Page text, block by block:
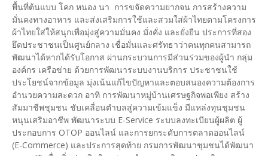
พื้นที่ต้นแบบ โคก หนอง นา การขจัดความยากจน การสร้างความ
มั่นคงทางอาหาร และส่งเสริมการใช้และสวมใส่ผ้าไทยตามโครงการ
ผ้าไทยใส่ให้สนุกเพื่อมุ่งสู่ความมั่นคง มั่งคั่ง และยั่งยืน ประการที่สอง
ยึดประชาชนเป็นศูนย์กลาง เชื่อมั่นและศรัทธาว่าคนทุกคนสามารถ
พัฒนาได้หากได้รับโอกาส ผ่านกระบวนการมีส่วนร่วมของผู้นำ กลุ่ม
องค์กร เครือข่าย ด้วยการพัฒนาระบบงานบริการ ประชาชนใช้
ประโยชน์จากข้อมูล มุ่งเน้นแก้ไขปัญหาและตอบสนองความต้องการ
อำนวยความสะดวก อาทิ การพัฒนาหมู่บ้านเศรษฐกิจพอเพียง สร้าง
สัมมาชีพชุมชน ชับเคลื่อนตำบลสู่ความเข้มแข็ง มีแหล่งทุนชุมชน
หนุนเสริมอาชีพ พัฒนาระบบ E-Service ระบบลงทะเบียนผู้ผลิต ผู้
ประกอบการ OTOP ออนไลน์ และการยกระดับการตลาดออนไลน์
(E-Commerce) และประการสุดท้าย กรมการพัฒนาชุมชนได้พัฒนา